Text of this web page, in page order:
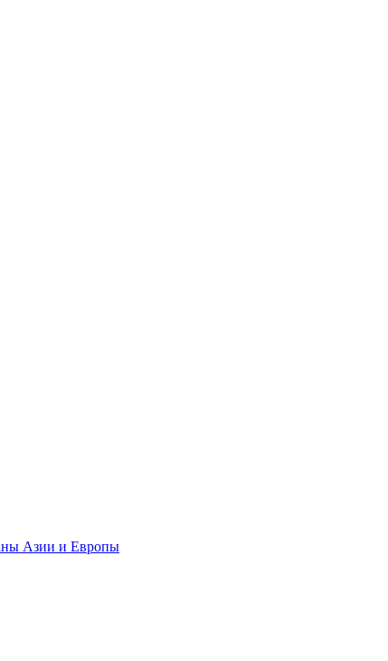
Азии и Европы